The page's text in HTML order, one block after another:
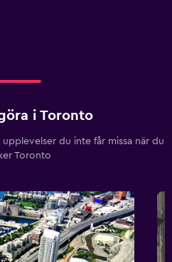
i Toronto
du inte får missa när du
Toronto